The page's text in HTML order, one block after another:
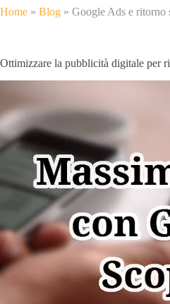
Home » Blog » Google Ads e ritorno
Ottimizzare la pubblicità digitale per